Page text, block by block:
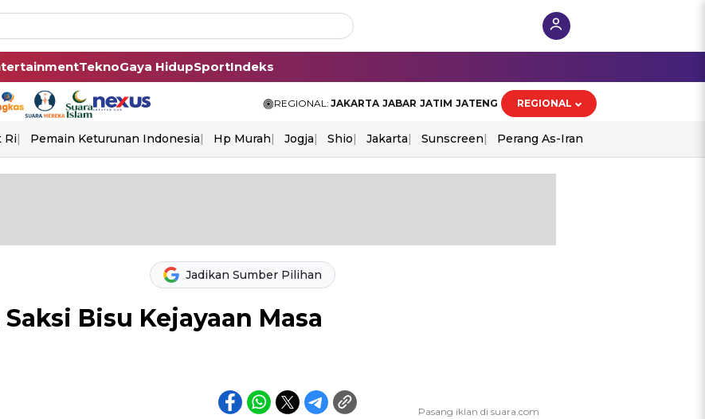
TeknoGaya HidupSportIndeks
REGIONAL: JAKARTA JABAR JATIM JATENG REGIONAL
Ri Pemain Keturunan Indonesia Hp Murah Jogja Shio Jakarta Sunscreen Perang As-Iran
Jadikan Sumber Pilihan
Bisu Kejayaan Masa